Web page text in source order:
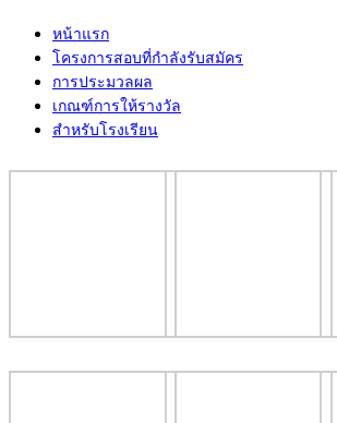
หน้าแรก
โครงการสอบที่กำลังรับสมัคร
การประมวลผล
เกณฑ์การให้รางวัล
สำหรับโรงเรียน